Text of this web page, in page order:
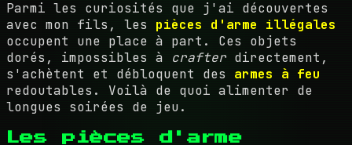
Parmi les curiosités que j'ai découvertes
avec mon fils, les pièces d'arme illégales
occupent une place à part. Ces objets
dorés, impossibles à crafter directement,
s'achètent et débloquent des armes à feu
redoutables. Voilà de quoi alimenter de
longues soirées de jeu.
Les pièces d'arme